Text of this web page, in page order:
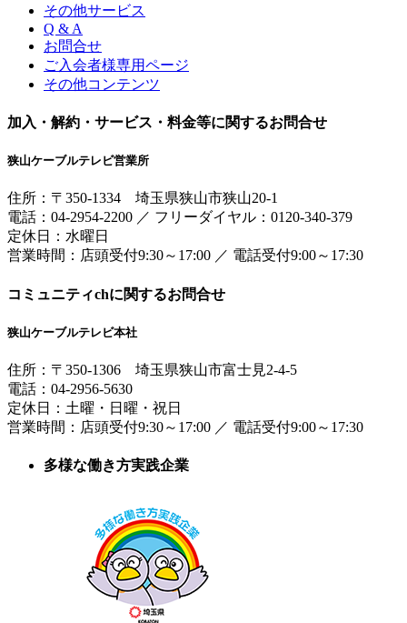
その他サービス
Q & A
お問合せ
ご入会者様専用ページ
その他コンテンツ
加入・解約・サービス・料金等に関するお問合せ
狭山ケーブルテレビ営業所
住所： 〒350-1334 埼玉県狭山市狭山20-1
電話： 04-2954-2200 ／ フリーダイヤル：0120-340-379
定休日：水曜日
営業時間： 店頭受付9:30～17:00 ／ 電話受付9:00～17:30
コミュニティchに関するお問合せ
狭山ケーブルテレビ本社
住所： 〒350-1306 埼玉県狭山市富士見2-4-5
電話： 04-2956-5630
定休日：土曜・日曜・祝日
営業時間： 店頭受付9:30～17:00 ／ 電話受付9:00～17:30
多様な働き方実践企業